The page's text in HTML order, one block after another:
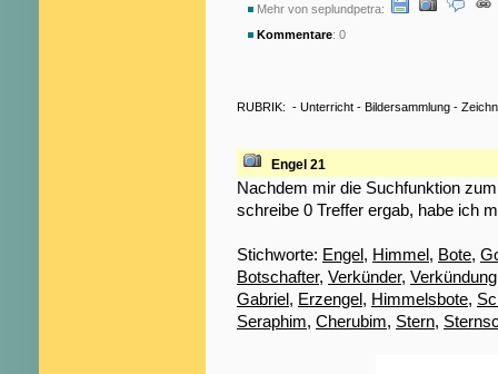
Mehr von seplundpetra:
Kommentare: 0
RUBRIK: - Unterricht - Bildersammlung -
Engel 21
Nachdem mir die Suchfunktion
schreibe 0 Treffer ergab, habe ich
Stichworte: Engel, Himmel, Bote,
Botschafter, Verkünder, Verkündung
Gabriel, Erzengel, Himmelsbote,
Seraphim, Cherubim, Stern,